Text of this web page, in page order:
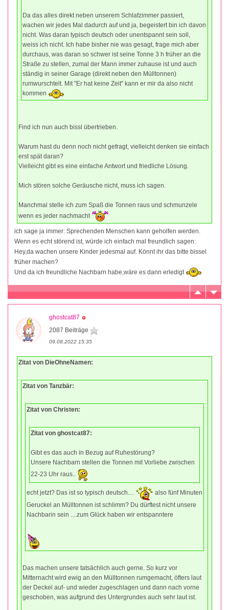
Da das alles direkt neben unserem Schlafzimmer passiert,
wachen wir jedes Mal dadurch auf und ja, begeistert bin ich davon
nicht. Was daran typisch deutsch oder unentspannt sein soll,
weiss ich nicht. Ich habe bisher nie was gesagt, frage mich aber
durchaus, was daran so schwer ist seine Tonne 3 h früher an die
Straße zu stellen, zumal der Mann immer zuhause ist und auch
ständig in seiner Garage (direkt neben den Mülltonnen)
rumwurschtelt. Mit "Er hat keine Zeit" kann er mir da also nicht
kommen
Find ich nun auch bissl übertrieben.
Warum hast du denn noch nicht gefragt, vielleicht denken sie einfach
erst spät daran?
Vielleicht gibt es eine einfache Antwort und friedliche Lösung.
Mich stören solche Geräusche nicht, muss ich sagen.
Manchmal stelle ich zum Spaß die Tonnen raus und schmunzele
wenn es jeder nachmacht
ich sage ja immer: Sprechenden Menschen kann geholfen werden.
Wenn es echt störend ist, würde ich einfach mal freundlich sagen:
Hey,da wachen unsere Kinder jedesmal auf. Könnt ihr das bitte bissel
früher machen?
Und da ich freundliche Nachbarn habe,wäre es dann erledigt
ghostcat87
2087 Beiträge
09.08.2022 15:35
Zitat von DieOhneNamen:
Zitat von Tanzbär:
Zitat von Christen:
Zitat von ghostcat87:
Gibt es das auch in Bezug auf Ruhestörung?
Unsere Nachbarn stellen die Tonnen mit Vorliebe zwischen
22-23 Uhr raus..
echt jetzt? Das ist so typisch deutsch....
also fünf Minuten
Geruckel an Mülltonnen ist schlimm? Du dürftest nicht unsere
Nachbarin sein ....zum Glück haben wir entspanntere
Das machen unsere tatsächlich auch gerne. So kurz vor
Mitternacht wird ewig an den Mülltonnen rumgemacht, öfters laut
der Deckel auf- und wieder zugeschlagen und dann nach vorne
geschoben, was aufgrund des Untergrundes auch sehr laut ist.